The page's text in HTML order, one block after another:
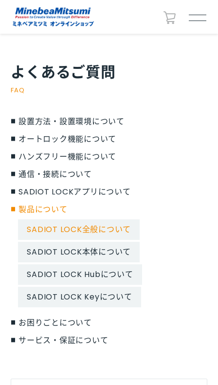
よくあるご質問
FAQ
設置方法・設置環境について
オートロック機能について
ハンズフリー機能について
通信・接続について
SADIOT LOCKアプリについて
製品について
SADIOT LOCK全般について
SADIOT LOCK本体について
SADIOT LOCK Hubについて
SADIOT LOCK Keyについて
お困りごとについて
サービス・保証について